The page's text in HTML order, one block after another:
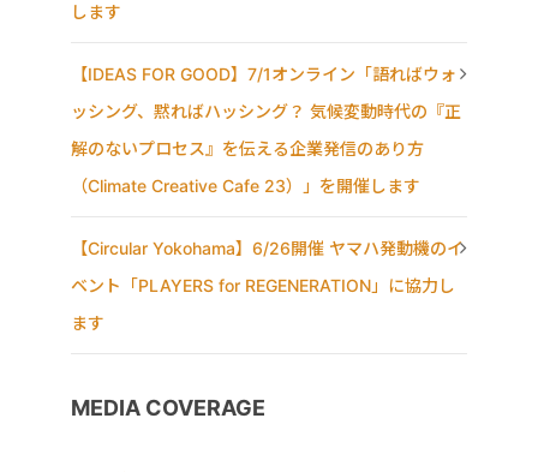
します
【IDEAS FOR GOOD】7/1オンライン「語ればウォ
ッシング、黙ればハッシング？ 気候変動時代の『正
解のないプロセス』を伝える企業発信のあり方
（Climate Creative Cafe 23）」を開催します
【Circular Yokohama】6/26開催 ヤマハ発動機のイ
ベント「PLAYERS for REGENERATION」に協力し
ます
MEDIA COVERAGE